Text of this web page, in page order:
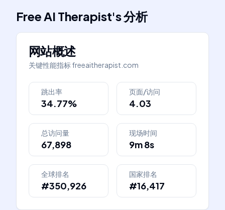
Free AI Therapist's分析
网站概述
关键性能指标freeaitherapist.com
跳出率
34.77%
页面/访问
4.03
总访问量
67,898
现场时间
9m 8s
全球排名
#350,926
国家排名
#16,417